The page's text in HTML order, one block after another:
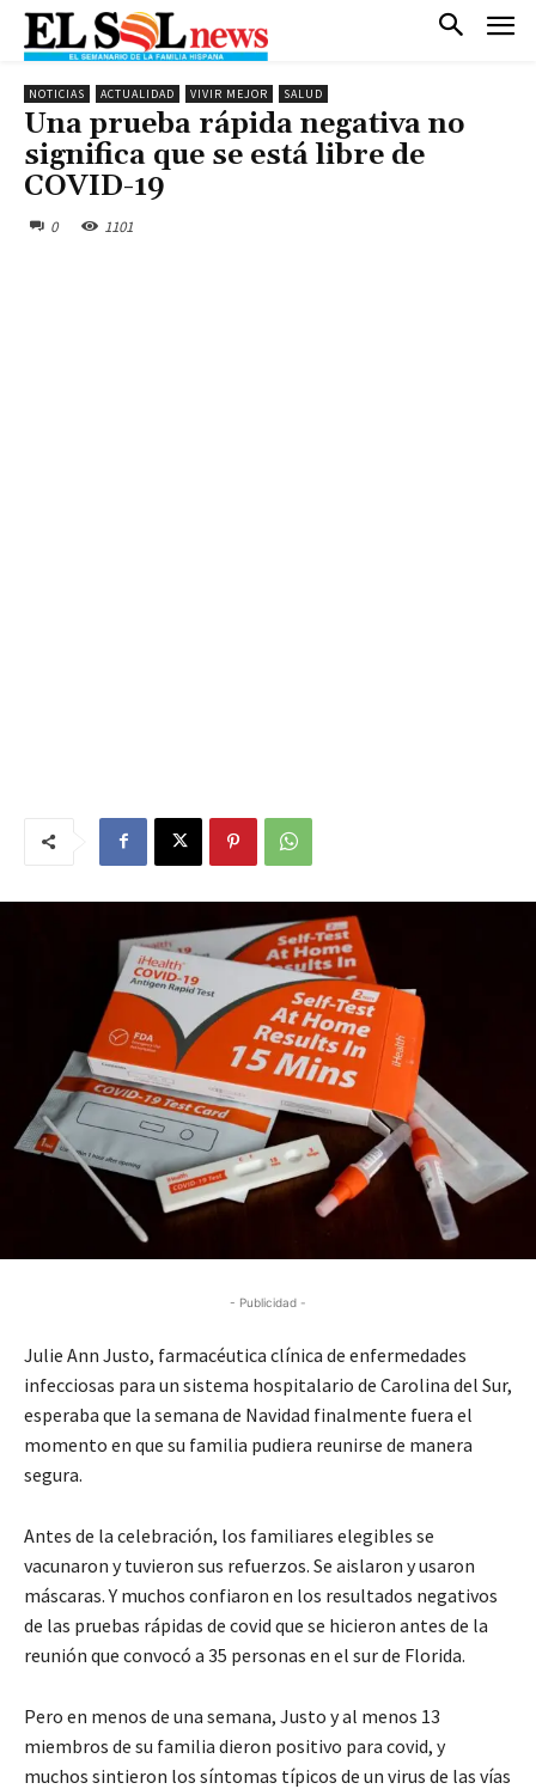
NOTICIAS ACTUALIDAD VIVIR MEJOR SALUD
Una prueba rápida negativa no
significa que se está libre de
COVID-19
0 1101
- Publicidad -
Julie Ann Justo, farmacéutica clínica de enfermedades
infecciosas para un sistema hospitalario de Carolina del Sur,
esperaba que la semana de Navidad finalmente fuera el
momento en que su familia pudiera reunirse de manera
segura.
Antes de la celebración, los familiares elegibles se
vacunaron y tuvieron sus refuerzos. Se aislaron y usaron
máscaras. Y muchos confiaron en los resultados negativos
de las pruebas rápidas de covid que se hicieron antes de la
reunión que convocó a 35 personas en el sur de Florida.
Pero en menos de una semana, Justo y al menos 13
miembros de su familia dieron positivo para covid, y
muchos sintieron los síntomas típicos de un virus de las vías